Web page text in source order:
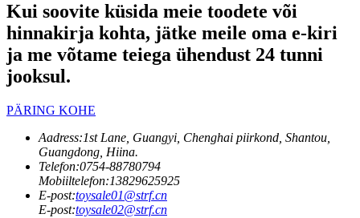
Kui soovite küsida meie toodete või
hinnakirja kohta, jätke meile oma e-kiri
ja me võtame teiega ühendust 24 tunni
jooksul.
PÄRING KOHE
Aadress:1st Lane, Guangyi, Chenghai piirkond, Shantou,
Guangdong, Hiina.
Telefon:0754-88780794
Mobiiltelefon:13829625925
E-post:toysale01@strf.cn
E-post:toysale02@strf.cn